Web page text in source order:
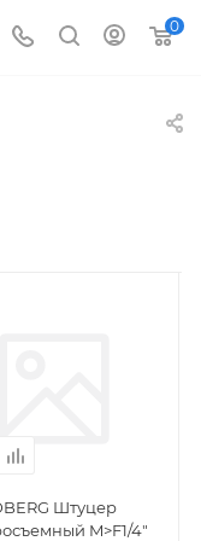
0
Штуцер
M>F1/4"